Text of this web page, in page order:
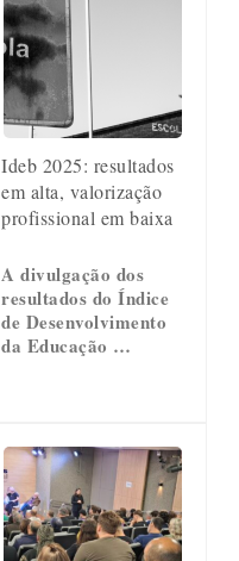
Ideb 2025: resultados
em alta, valorização
profissional em baixa
A divulgação dos
resultados do Índice
de Desenvolvimento
da Educação …